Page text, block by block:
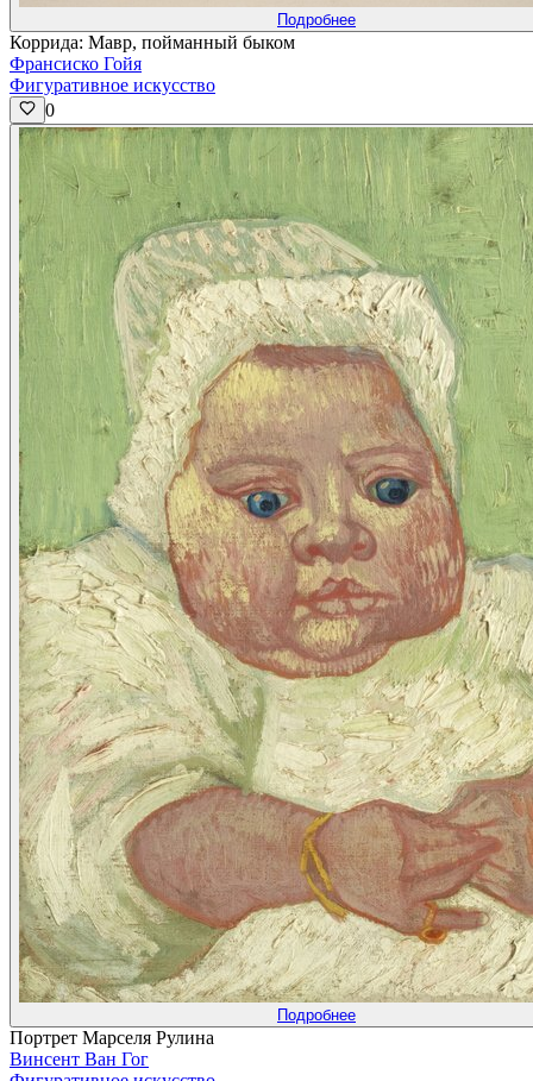
Подробнее
Коррида: Мавр, пойманный быком
Франсиско Гойя
Фигуративное искусство
0
Подробнее
Портрет Марселя Рулина
Винсент Ван Гог